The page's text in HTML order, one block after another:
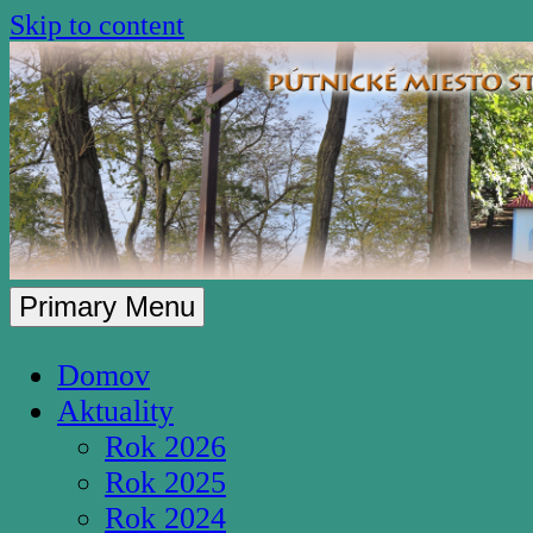
Skip to content
Pútnické miesto
Primary Menu
Domov
Aktuality
Rok 2026
Rok 2025
Rok 2024